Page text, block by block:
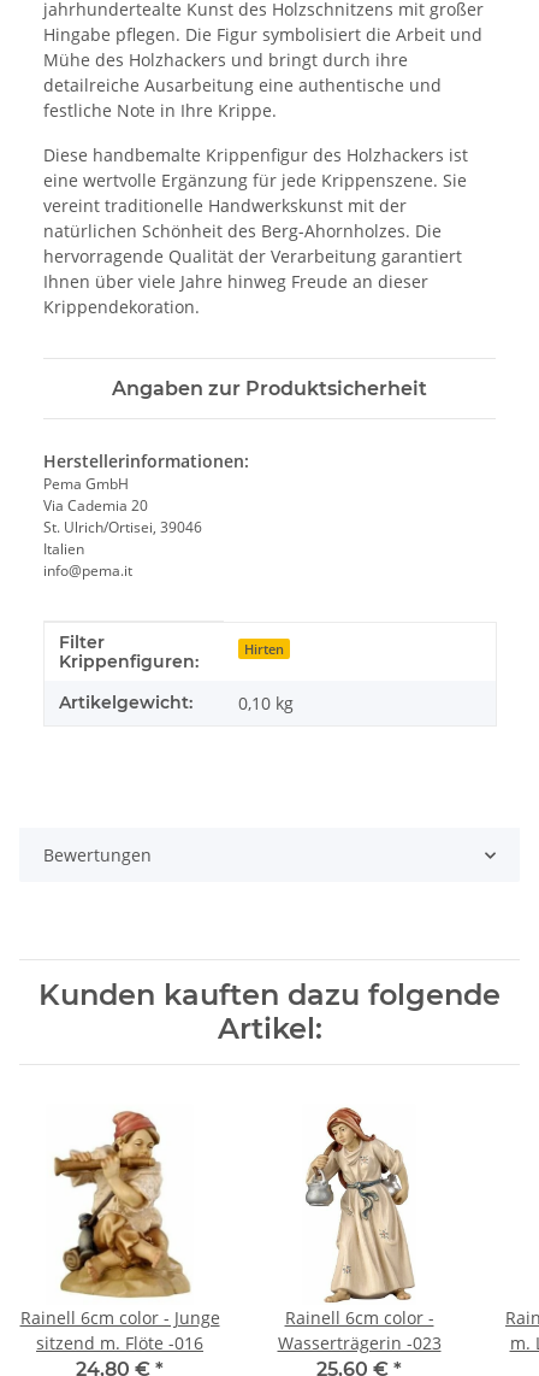
jahrhundertealte Kunst des Holzschnitzens mit großer
Hingabe pflegen. Die Figur symbolisiert die Arbeit und
Mühe des Holzhackers und bringt durch ihre
detailreiche Ausarbeitung eine authentische und
festliche Note in Ihre Krippe.
Diese handbemalte Krippenfigur des Holzhackers ist
eine wertvolle Ergänzung für jede Krippenszene. Sie
vereint traditionelle Handwerkskunst mit der
natürlichen Schönheit des Berg-Ahornholzes. Die
hervorragende Qualität der Verarbeitung garantiert
Ihnen über viele Jahre hinweg Freude an dieser
Krippendekoration.
Angaben zur Produktsicherheit
Herstellerinformationen:
Pema GmbH
Via Cademia 20
St. Ulrich/Ortisei, 39046
Italien
info@pema.it
Produkteigenschaft
Wert
Filter
Krippenfiguren:
Hirten
Artikelgewicht: 0,10 kg
Bewertungen
Kunden kauften dazu folgende
Artikel:
Rainell 6cm color - Junge
sitzend m. Flöte -016
24,80 € *
Rainell 6cm color -
Wasserträgerin -023
25,60 € *
m.